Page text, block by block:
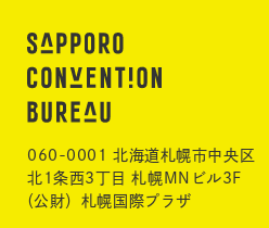
060-0001 北海道札幌市中央区
北1条西3丁目 札幌MNビル3F
（公財）札幌国際プラザ